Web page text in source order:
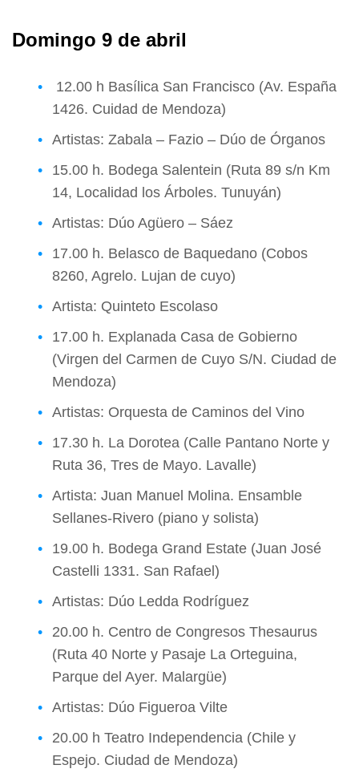
Domingo 9 de abril
12.00 h Basílica San Francisco (Av. España
1426. Cuidad de Mendoza)
Artistas: Zabala – Fazio – Dúo de Órganos
15.00 h. Bodega Salentein (Ruta 89 s/n Km
14, Localidad los Árboles. Tunuyán)
Artistas: Dúo Agüero – Sáez
17.00 h. Belasco de Baquedano (Cobos
8260, Agrelo. Lujan de cuyo)
Artista: Quinteto Escolaso
17.00 h. Explanada Casa de Gobierno
(Virgen del Carmen de Cuyo S/N. Ciudad de
Mendoza)
Artistas: Orquesta de Caminos del Vino
17.30 h. La Dorotea (Calle Pantano Norte y
Ruta 36, Tres de Mayo. Lavalle)
Artista: Juan Manuel Molina. Ensamble
Sellanes-Rivero (piano y solista)
19.00 h. Bodega Grand Estate (Juan José
Castelli 1331. San Rafael)
Artistas: Dúo Ledda Rodríguez
20.00 h. Centro de Congresos Thesaurus
(Ruta 40 Norte y Pasaje La Orteguina,
Parque del Ayer. Malargüe)
Artistas: Dúo Figueroa Vilte
20.00 h Teatro Independencia (Chile y
Espejo. Ciudad de Mendoza)